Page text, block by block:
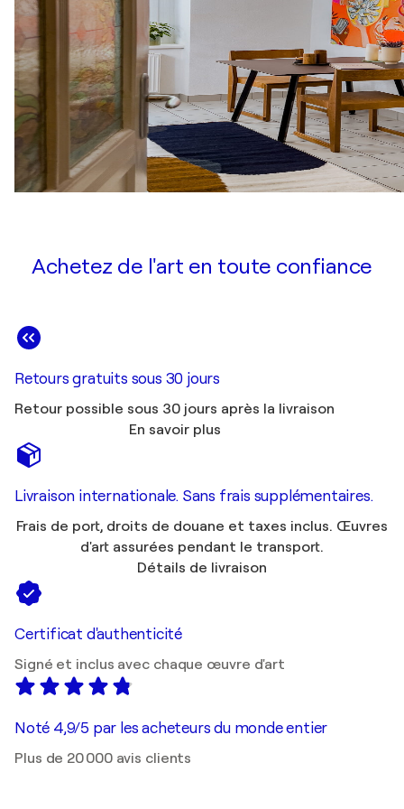
Achetez de l'art en toute confiance
Retours gratuits sous 30 jours
Retour possible sous 30 jours après la livraison
En savoir plus
Livraison internationale. Sans frais supplémentaires.
Frais de port, droits de douane et taxes inclus. Œuvres
d'art assurées pendant le transport.
Détails de livraison
Certificat d'authenticité
Signé et inclus avec chaque œuvre d'art
Noté 4,9/5 par les acheteurs du monde entier
Plus de 20 000 avis clients